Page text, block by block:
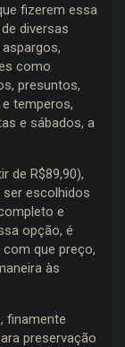
fizerem essa
diversas
como
presuntos,
temperos,
e sábados, a
de R$89,90),
escolhidos
e
opção, é
que preço,
às
finamente
preservação